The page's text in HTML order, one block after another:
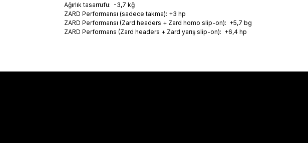
Ağırlık tasarrufu: -3,7 kğ
ZARD Performansı (sadece takma): +3 hp
ZARD Performansı (Zard headers + Zard homo slip-on): +5,7 bg
ZARD Performans (Zard headers + Zard yarış slip-on): +6,4 hp